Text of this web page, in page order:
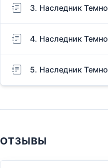
3. Наследник
4. Наследник
5. Наследник
ОТЗЫВЫ